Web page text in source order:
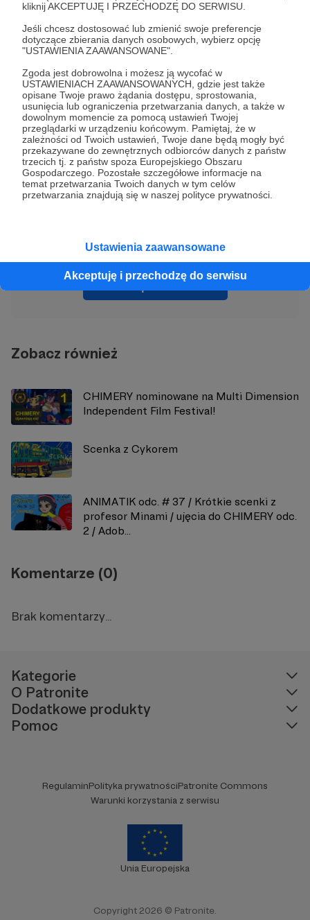
kliknij AKCEPTUJĘ I PRZECHODZĘ DO SERWISU.
Jeśli chcesz dostosować lub zmienić swoje preferencje
dotyczące zbierania danych osobowych, wybierz opcję
"USTAWIENIA ZAAWANSOWANE".
Zgoda jest dobrowolna i możesz ją wycofać w
USTAWIENIACH ZAAWANSOWANYCH, gdzie jest także
opisane Twoje prawo żądania dostępu, sprostowania,
usunięcia lub ograniczenia przetwarzania danych, a także w
dowolnym momencie za pomocą ustawień Twojej
przeglądarki w urządzeniu końcowym. Pamiętaj, że w
zależności od Twoich ustawień, Twoje dane będą mogły być
przekazywane do zewnętrznych odbiorców danych z państw
trzecich tj. z państw spoza Europejskiego Obszaru
Gospodarczego. Pozostałe szczegółowe informacje na
temat przetwarzania Twoich danych w tym celów
przetwarzania znajdują się w naszej polityce prywatności.
Ustawienia zaawansowane
Akceptuję i przechodzę do serwisu
animacja festiwal filmy
Udostępnij
Justyna Margielewska
Zobacz profil autora
Zobacz również
CHIMERY nominowane na Multi Dimension
Independent Film Festival!
Scenka z Cykorem
ANIMATIK odc. # 37 / Krótkie scenki z
profesor Minami / ujęcia do CHIMERY odc.
2 / Adob...
Komentarze (0)
Brak komentarzy...
Kategorie
O Patronite
Dodatkowe produkty
Pomoc
RegulaminPolityka prywatnościPatronite Commons
Warunki korzystania z serwisu
Unia Europejska
Copyright 2026 © Patronite.